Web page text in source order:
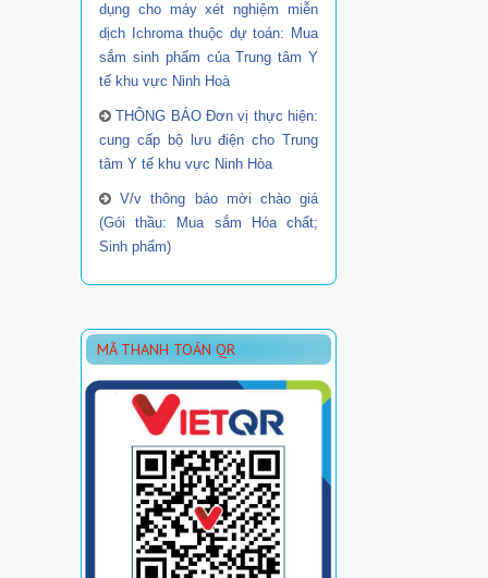
dụng cho máy xét nghiệm miễn
dịch Ichroma thuộc dự toán: Mua
sắm sinh phẩm của Trung tâm Y
tế khu vực Ninh Hoà
THÔNG BÁO Đơn vị thực hiện:
cung cấp bộ lưu điện cho Trung
tâm Y tế khu vực Ninh Hòa
V/v thông báo mời chào giá
(Gói thầu: Mua sắm Hóa chất;
Sinh phẩm)
MÃ THANH TOÁN QR